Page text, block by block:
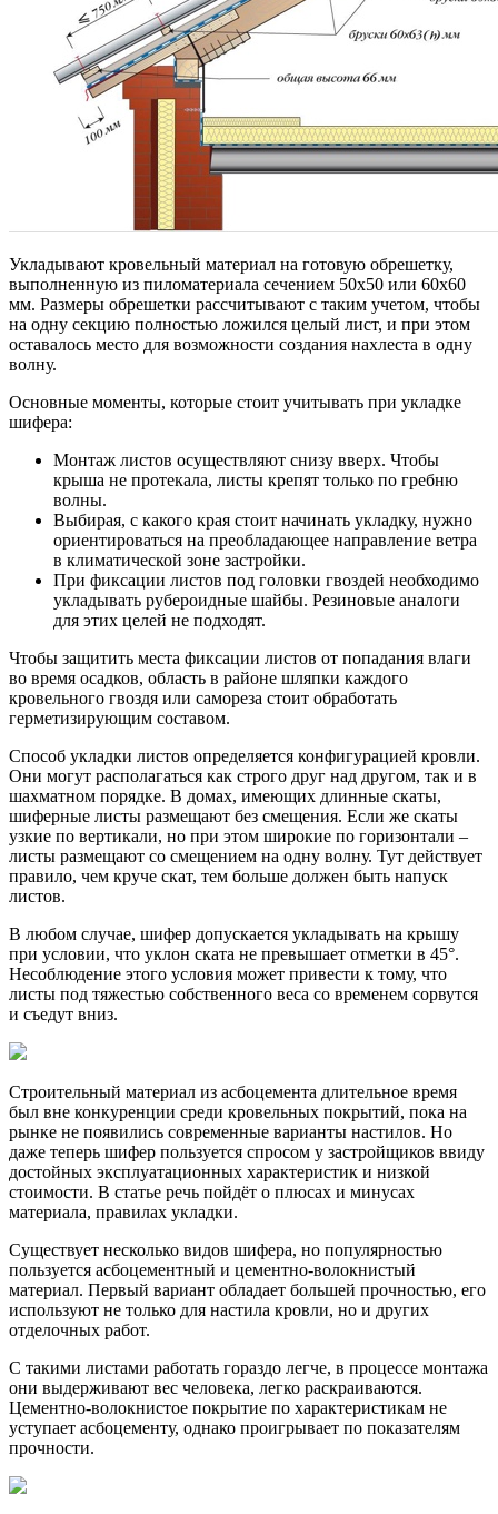
Укладывают кровельный материал на готовую обрешетку,
выполненную из пиломатериала сечением 50х50 или 60х60
мм. Размеры обрешетки рассчитывают с таким учетом, чтобы
на одну секцию полностью ложился целый лист, и при этом
оставалось место для возможности создания нахлеста в одну
волну.
Основные моменты, которые стоит учитывать при укладке
шифера:
Монтаж листов осуществляют снизу вверх. Чтобы
крыша не протекала, листы крепят только по гребню
волны.
Выбирая, с какого края стоит начинать укладку, нужно
ориентироваться на преобладающее направление ветра
в климатической зоне застройки.
При фиксации листов под головки гвоздей необходимо
укладывать рубероидные шайбы. Резиновые аналоги
для этих целей не подходят.
Чтобы защитить места фиксации листов от попадания влаги
во время осадков, область в районе шляпки каждого
кровельного гвоздя или самореза стоит обработать
герметизирующим составом.
Способ укладки листов определяется конфигурацией кровли.
Они могут располагаться как строго друг над другом, так и в
шахматном порядке. В домах, имеющих длинные скаты,
шиферные листы размещают без смещения. Если же скаты
узкие по вертикали, но при этом широкие по горизонтали –
листы размещают со смещением на одну волну. Тут действует
правило, чем круче скат, тем больше должен быть напуск
листов.
В любом случае, шифер допускается укладывать на крышу
при условии, что уклон ската не превышает отметки в 45°.
Несоблюдение этого условия может привести к тому, что
листы под тяжестью собственного веса со временем сорвутся
и съедут вниз.
Строительный материал из асбоцемента длительное время
был вне конкуренции среди кровельных покрытий, пока на
рынке не появились современные варианты настилов. Но
даже теперь шифер пользуется спросом у застройщиков ввиду
достойных эксплуатационных характеристик и низкой
стоимости. В статье речь пойдёт о плюсах и минусах
материала, правилах укладки.
Существует несколько видов шифера, но популярностью
пользуется асбоцементный и цементно-волокнистый
материал. Первый вариант обладает большей прочностью, его
используют не только для настила кровли, но и других
отделочных работ.
С такими листами работать гораздо легче, в процессе монтажа
они выдерживают вес человека, легко раскраиваются.
Цементно-волокнистое покрытие по характеристикам не
уступает асбоцементу, однако проигрывает по показателям
прочности.